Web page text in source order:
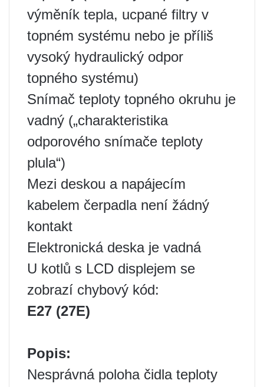
výměník tepla, ucpané filtry v
topném systému nebo je příliš
vysoký hydraulický odpor
topného systému)
Snímač teploty topného okruhu je
vadný („charakteristika
odporového snímače teploty
plula“)
Mezi deskou a napájecím
kabelem čerpadla není žádný
kontakt
Elektronická deska je vadná
U kotlů s LCD displejem se
zobrazí chybový kód:
E27 (27E)
Popis:
Nesprávná poloha čidla teploty